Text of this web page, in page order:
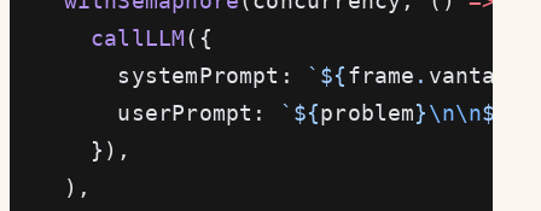
      callLLM
({
        systemPrompt:
`${frame . vantage
        userPrompt:
`${problem}\n\n${
      }),
    ),